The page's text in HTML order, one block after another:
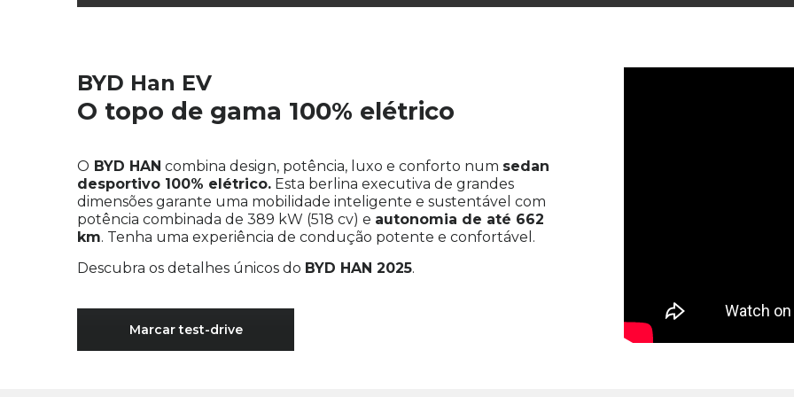
Primeiro nome*
Endereço de e-mail*
BYD Han EV
O topo de gama 100% elétrico
O BYD HAN combina design, potência, luxo e conforto num sedan
desportivo 100% elétrico. Esta berlina executiva de grandes
dimensões garante uma mobilidade inteligente e sustentável com
potência combinada de 389 kW (518 cv) e autonomia de até 662
km. Tenha uma experiência de condução potente e confortável.
Descubra os detalhes únicos do BYD HAN 2025.
Marcar test-drive